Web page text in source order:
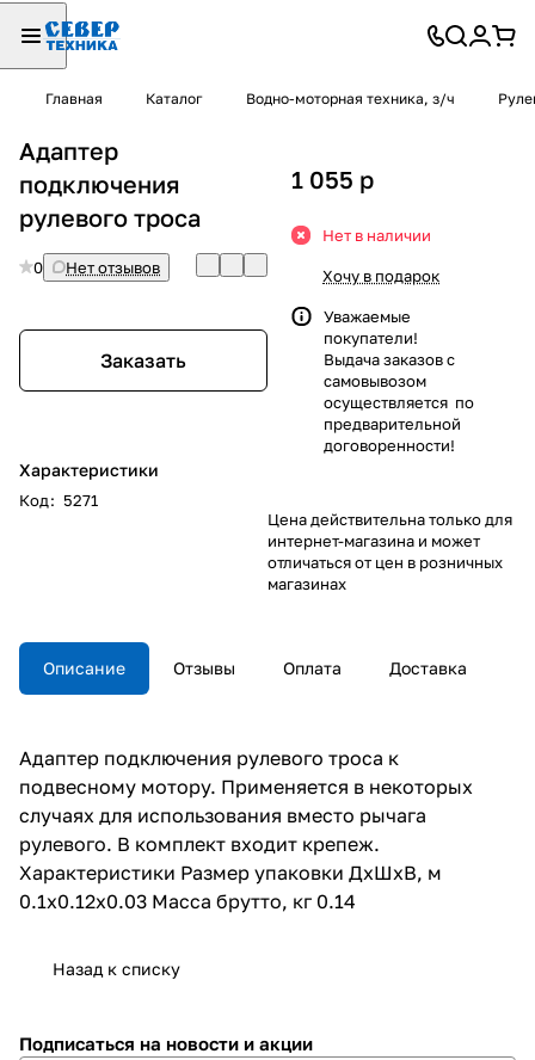
Главная Каталог Водно-моторная техника, з/ч
Адаптер
подключения
рулевого троса
0 Нет отзывов
Заказать
Характеристики
Код: 5271
1 055 p
Нет в наличии
Хочу в подарок
Уважаемые
покупатели!
Выдача заказов с
самовывозом
осуществляется по
предварительной
договоренности!
Цена действительна только для
интернет-магазина и может
отличаться от цен в розничных
магазинах
Описание Отзывы Оплата Доставка
Адаптер подключения рулевого троса к
подвесному мотору. Применяется в некоторых
случаях для использования вместо рычага
рулевого. В комплект входит крепеж.
Характеристики Размер упаковки ДхШхВ, м
0.1x0.12x0.03 Масса брутто, кг 0.14
Назад к списку
Подписаться на новости и акции